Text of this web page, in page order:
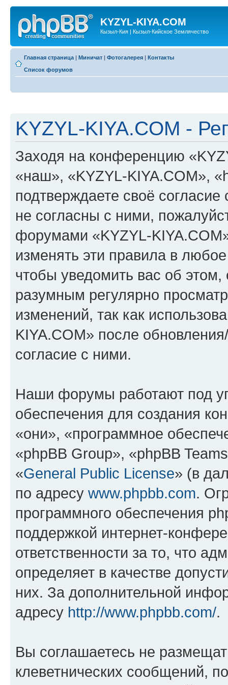
KYZYL-KIYA.COM
Кызыл-Кия | Кызыл-Кийское Землячество
Главная страница | Миничат | Фотогалерея | Контакты
Список форумов
KYZYL-KIYA.COM -
Заходя на конференцию
«наш», «KYZYL-KIYA.COM»,
подтверждаете своё
не согласны с ними,
форумами «KYZYL-
изменять эти правила в
чтобы уведомить вас об
разумным регулярно
изменений, так как
KIYA.COM» после
согласие с ними.
Наши форумы работают под
обеспечения для создания
«они», «программное
«phpBB Group», «phpBB
«General Public License» (в
по адресу www.phpbb.com.
программного обеспечения
поддержкой интернет-
ответственности за то, что
определяет в качестве
них. За дополнительной
адресу http://www.phpbb.com/.
Вы соглашаетесь не
клеветнических сообщений,